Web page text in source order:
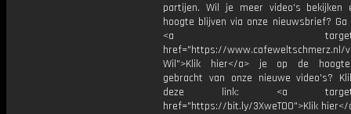
partijen. Wil je meer video's bekijken
hoogte blijven via onze nieuwsbrief? Ga
<a
href="https://www.cafeweltschmerz.nl/
Wil">Klik hier</a> je op de
gebracht van onze nieuwe video's?
deze link: <a
href="https://bit.ly/3XweTO0">Klik hier</